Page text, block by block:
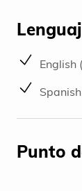
English
Punto